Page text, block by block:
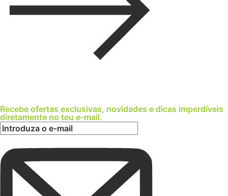
Recebe ofertas exclusivas, novidades e dicas imperdíveis
diretamente no teu e-mail.